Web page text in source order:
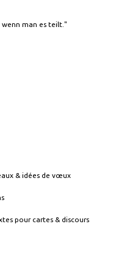
wenn man es teilt."
& idées de vœux
pour cartes & discours